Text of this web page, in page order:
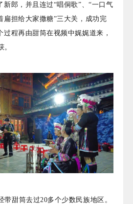
新郎，并且连过“唱侗歌”、“一口气
扁担给大家撒糖”三大关，成功完
过程再由甜筒在视频中娓娓道来，
。
带甜筒去过20多个少数民族地区。